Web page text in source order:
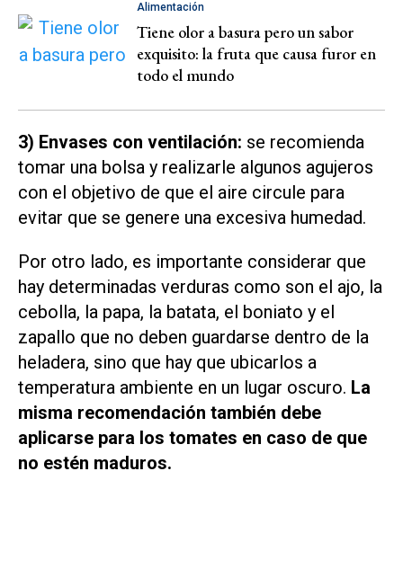
Alimentación
Tiene olor a basura pero un sabor
exquisito: la fruta que causa furor en
todo el mundo
3) Envases con ventilación: se recomienda
tomar una bolsa y realizarle algunos agujeros
con el objetivo de que el aire circule para
evitar que se genere una excesiva humedad.
Por otro lado, es importante considerar que
hay determinadas verduras como son el ajo, la
cebolla, la papa, la batata, el boniato y el
zapallo que no deben guardarse dentro de la
heladera, sino que hay que ubicarlos a
temperatura ambiente en un lugar oscuro. La
misma recomendación también debe
aplicarse para los tomates en caso de que
no estén maduros.